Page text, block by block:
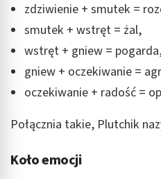
zdziwienie + smutek =
smutek + wstręt = żal,
wstręt + gniew =
gniew + oczekiwanie =
oczekiwanie + radość =
Połącznia takie, Plutchik
Koło emocji